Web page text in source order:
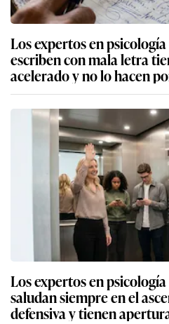
Los expertos en
escriben con mala letra
acelerado y no lo hacen
Los expertos en
saludan siempre en el
defensiva y tienen